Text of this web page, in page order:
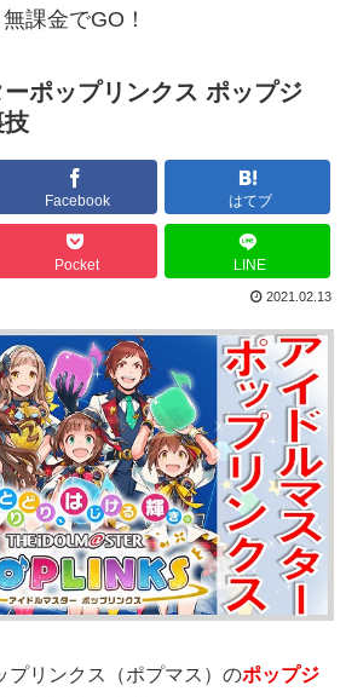
無課金でGO！
ポップリンクス ポップジ
技
Facebook はてブ
Pocket LINE
2021.02.13
プリンクス（ポプマス）のポップジ